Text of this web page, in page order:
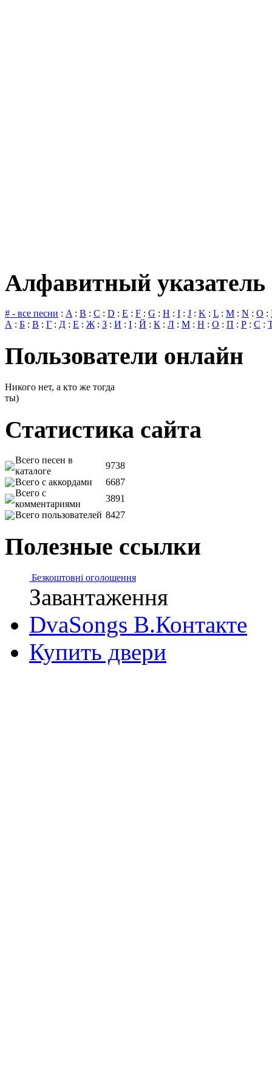
Алфавитный указатель
# - все песни : A: B : C : D : E : F : G : H : I : J : K : L : M : N : O :
А : Б : В : Г : Д : Е : Ж: З : И : І : Й : К : Л : М : Н : О : П : Р : С :
Пользователи онлайн
Никого нет, а кто же тогда
ты)
Статистика сайта
Всего песен в
каталоге
9738
Всего с аккордами
6687
Всего с
комментариями
3891
Всего пользователей 8427
Полезные ссылки
Безкоштовні оголошення
Завантаження
DvaSongs В.Контакте
Купить двери